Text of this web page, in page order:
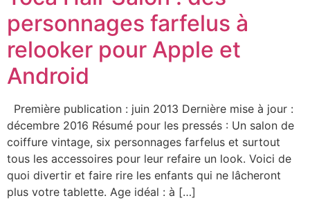
personnages farfelus à
relooker pour Apple et
Android
Première publication : juin 2013 Dernière mise à jour :
décembre 2016 Résumé pour les pressés : Un salon de
coiffure vintage, six personnages farfelus et surtout
tous les accessoires pour leur refaire un look. Voici de
quoi divertir et faire rire les enfants qui ne lâcheront
plus votre tablette. Age idéal : à […]